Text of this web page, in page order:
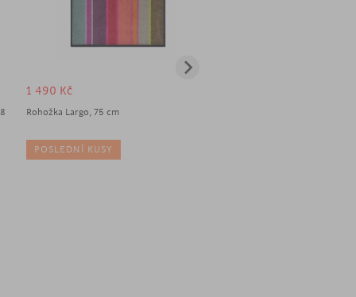
1 490 Kč
Rohožka Largo, 75 cm
POSLEDNÍ KUSY